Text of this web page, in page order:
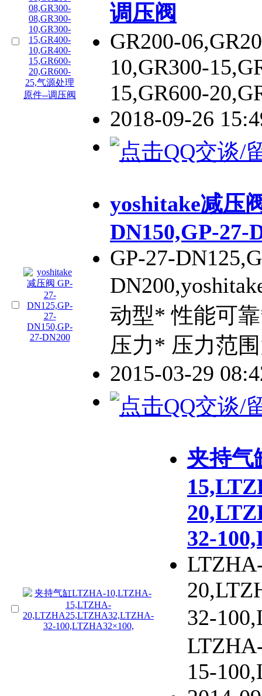
调压阀
GR200-
10,GR300-
15,GR600-
2018-09-26
yoshitake减压
DN150,GP-27-
GP-27-
动型* 性能可
压力* 压力范
2015-03-29
夹持气
32-
32-
15-